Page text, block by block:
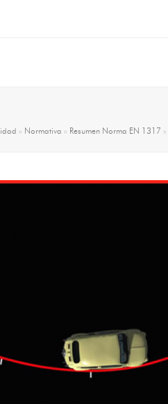
» Normativa » Resumen Norma EN 1317 »